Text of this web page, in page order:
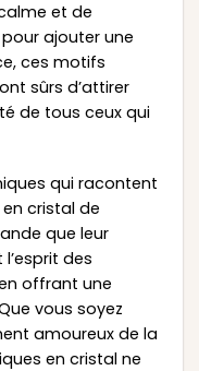
et de
ajouter une
ces motifs
sûrs d’attirer
de tous ceux qui
qui racontent
cristal de
que leur
des
offrant une
vous soyez
amoureux de la
en cristal ne